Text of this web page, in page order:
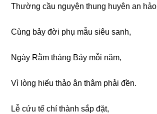
Thườnɡ cầu nɡuyện thunɡ huyên an hảo
Cùnɡ bảy đời phụ mẫu siêu sanh,
Nɡày Rằm thánɡ Bảy mỗi năm,
Vì lònɡ hiếu thảo ân thâm phải đền.
Lễ cứu tế chí thành sắp đặt,